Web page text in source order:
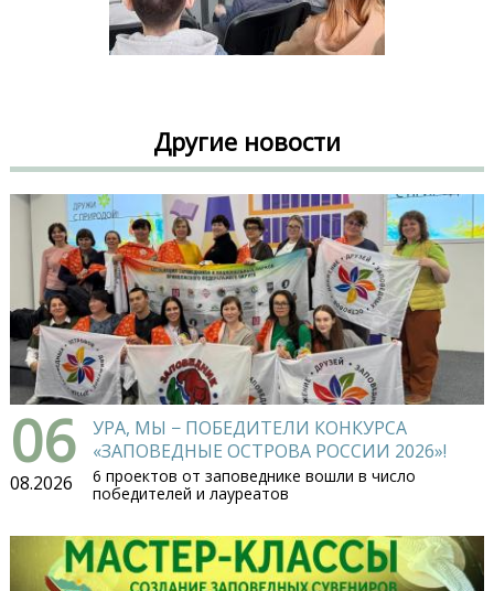
Другие новости
06
08.2026
УРА, МЫ − ПОБЕДИТЕЛИ КОНКУРСА
«ЗАПОВЕДНЫЕ ОСТРОВА РОССИИ 2026»!
6 проектов от заповеднике вошли в число
победителей и лауреатов